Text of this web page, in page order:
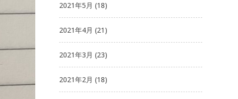
2021年5月 (18)
2021年4月 (21)
2021年3月 (23)
2021年2月 (18)